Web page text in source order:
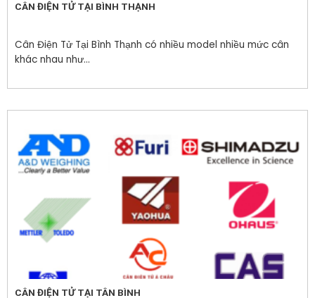
CÂN ĐIỆN TỬ TẠI BÌNH THẠNH
Cân Điện Tử Tại Bình Thạnh có nhiều model nhiều mức cân
khác nhau như...
CÂN ĐIỆN TỬ TẠI TÂN BÌNH